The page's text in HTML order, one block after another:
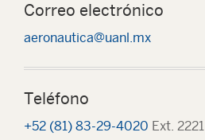
Correo electrónico
aeronautica@uanl.mx
Teléfono
+52 (81) 83-29-4020 Ext. 2221